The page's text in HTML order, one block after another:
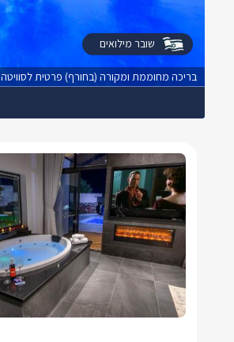
בריכה מחוממת ומקורה (בחורף) פרטית לסוויטה
שובר מילואים